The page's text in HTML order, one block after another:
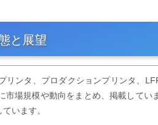
と展望
リンタ、プロダクションプリンタ、
場規模や動向をまとめ、掲載してい
います。